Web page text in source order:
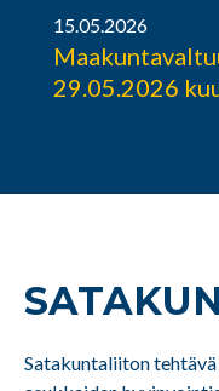
15.05.2026
29.05.2026
Satakuntaliiton tehtävä